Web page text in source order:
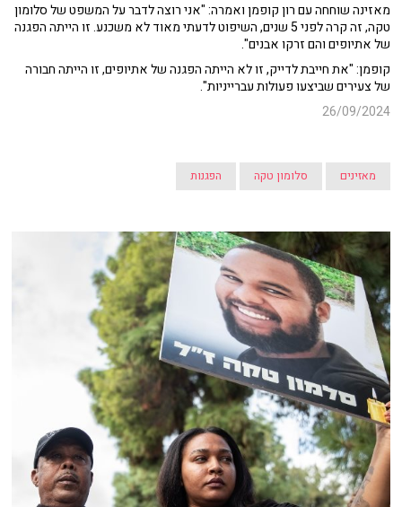
מאזינה שוחחה עם רון קופמן ואמרה: "אני רוצה לדבר על המשפט של סלומון
טקה, זה קרה לפני 5 שנים, השיפוט לדעתי מאוד לא משכנע. זו הייתה הפגנה
של אתיופים והם זרקו אבנים".
קופמן: "את חייבת לדייק, זו לא הייתה הפגנה של אתיופים, זו הייתה חבורה
של צעירים שביצעו פעולות עברייניות".
26/09/2024
מאזינים סלומון טקה הפגנות